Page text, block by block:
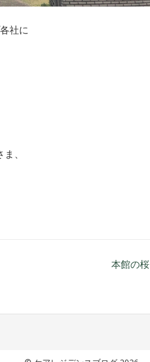
社に
、
本館の桜